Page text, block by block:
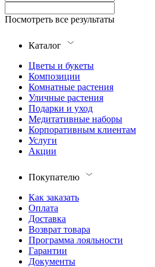
Посмотреть все результаты
Каталог
Цветы и букеты
Композиции
Комнатные растения
Уличные растения
Подарки и уход
Медитативные наборы
Корпоративным клиентам
Услуги
Акции
Покупателю
Как заказать
Оплата
Доставка
Возврат товара
Программа лояльности
Гарантии
Документы